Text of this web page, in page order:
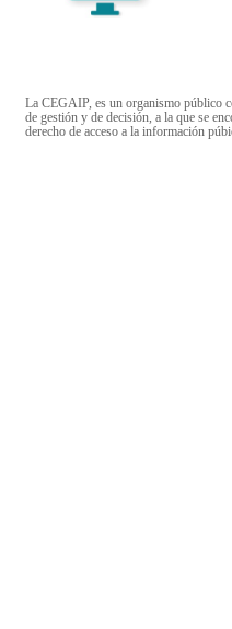
La CEGAIP, es un organismo público
de gestión y de decisión, a la que se
derecho de acceso a la información